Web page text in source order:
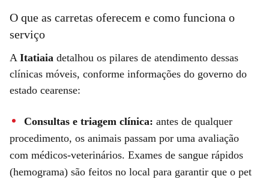
O que as carretas oferecem e como funciona o
serviço
A Itatiaia detalhou os pilares de atendimento dessas
clínicas móveis, conforme informações do governo do
estado cearense:
Consultas e triagem clínica: antes de qualquer
procedimento, os animais passam por uma avaliação
com médicos-veterinários. Exames de sangue rápidos
(hemograma) são feitos no local para garantir que o pet